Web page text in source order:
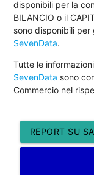
disponibili per la
BILANCIO o il
sono disponibili
SevenData.
Tutte le
SevenData sono
Commercio nel
REPORT SU